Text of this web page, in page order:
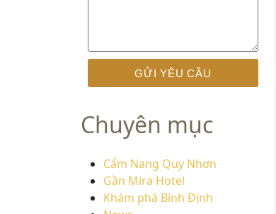
GỬI YÊU CẦU
Chuyên mục
Cẩm Nang Quy Nhơn
Gần Mira Hotel
Khám phá Bình Định